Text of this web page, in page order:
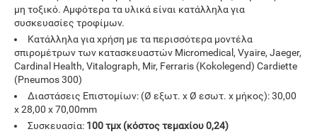
μη τοξικό. Αμφότερα τα υλικά είναι κατάλληλα για
συσκευασίες τροφίμων.
Κατάλληλα για χρήση με τα περισσότερα μοντέλα
σπιρομέτρων των κατασκευαστών Micromedical, Vyaire, Jaeger,
Cardinal Health, Vitalograph, Mir, Ferraris (Kokolegend) Cardiette
(Pneumos 300)
Διαστάσεις Επιστομίων: (Ø εξωτ. x Ø εσωτ. x μήκος): 30,00
x 28,00 x 70,00mm
Συσκευασία: 100 τμχ (κόστος τεμαχίου 0,24)